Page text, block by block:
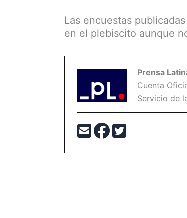
Las encuestas
en el plebiscito aunque
Prensa
Cuenta
Servicio de